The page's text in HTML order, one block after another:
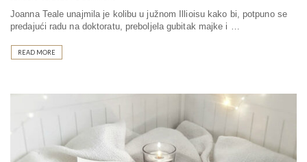
Joanna Teale unajmila je kolibu u južnom Illioisu kako bi, potpuno se
predajući radu na doktoratu, preboljela gubitak majke i …
READ MORE